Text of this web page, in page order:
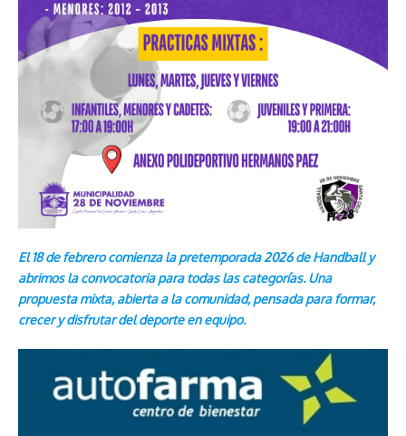
El 18 de febrero comienza la pretemporada 2026 de Handball y
abrimos la convocatoria para todas las categorías. Una
propuesta mixta, abierta a la comunidad, pensada para formar,
crecer y disfrutar del deporte en equipo.